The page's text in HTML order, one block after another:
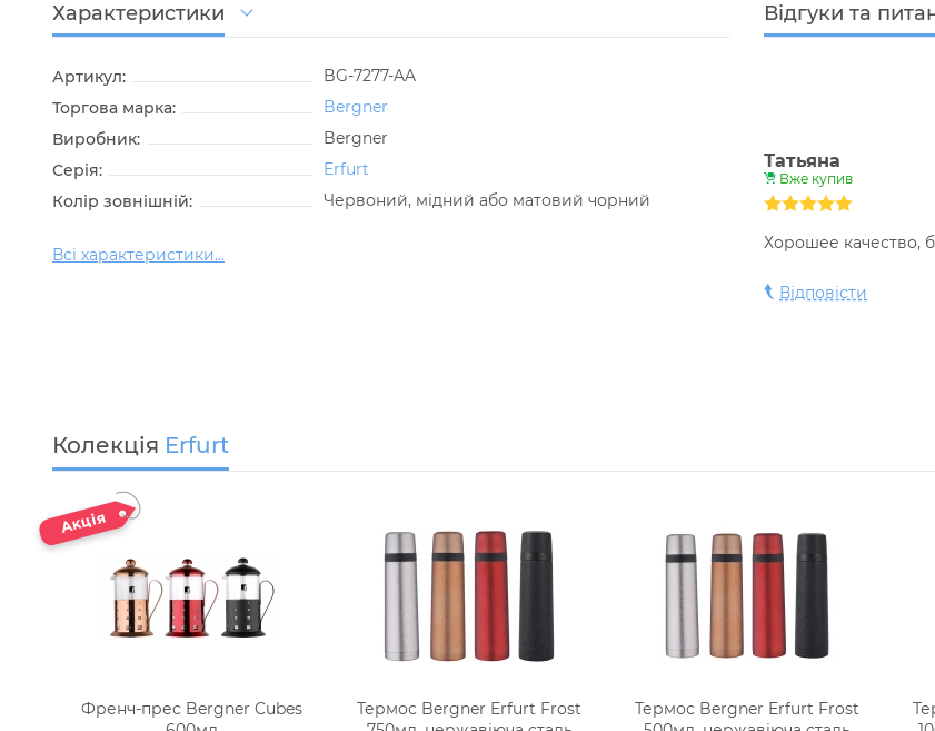
Характеристики
Артикул:
BG-7277-AA
Торгова марка:
Bergner
Виробник:
Bergner
Серія:
Erfurt
Колір зовнішній:
Червоний, мідний або матовий чорний
Всі характеристики...
Відгуки та
Татьяна
Вже купив
Хорошее качество,
Відповісти
Колекція Erfurt
Френч-прес Bergner Cubes
Термос Bergner Erfurt Frost
Термос Bergner Erfurt Frost